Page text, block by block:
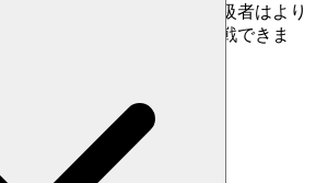
クションで基礎を固め、上級者はより
ハングやルーフの課題に挑戦できま